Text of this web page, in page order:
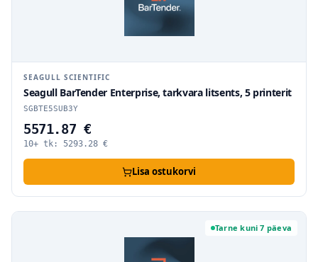
SEAGULL SCIENTIFIC
Seagull BarTender Enterprise, tarkvara litsents, 5 printerit
SGBTE5SUB3Y
5571.87 €
10+ tk: 5293.28 €
Lisa ostukorvi
Tarne kuni 7 päeva